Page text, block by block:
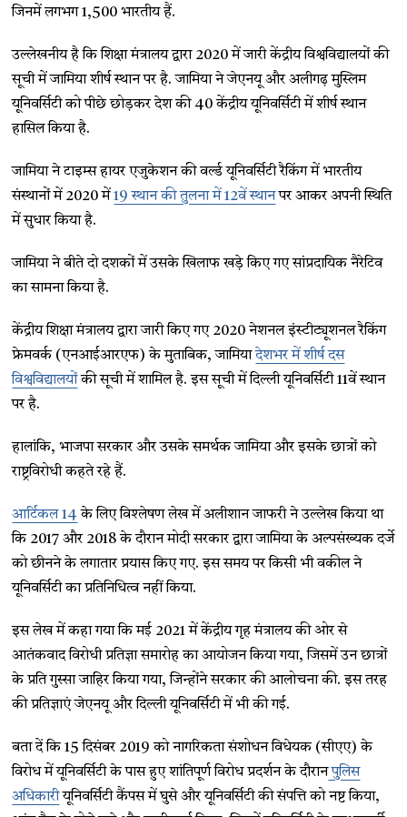
जिनमें लगभग 1,500 भारतीय हैं.
उल्लेखनीय है कि शिक्षा मंत्रालय द्वारा 2020 में जारी केंद्रीय विश्वविद्यालयों की
सूची में जामिया शीर्ष स्थान पर है. जामिया ने जेएनयू और अलीगढ़ मुस्लिम
यूनिवर्सिटी को पीछे छोड़कर देश की 40 केंद्रीय यूनिवर्सिटी में शीर्ष स्थान
हासिल किया है.
जामिया ने टाइम्स हायर एजुकेशन की वर्ल्ड यूनिवर्सिटी रैकिंग में भारतीय
संस्थानों में 2020 में19 स्थान की तुलना में 12वें स्थानपर आकर अपनी स्थिति
में सुधार किया है.
जामिया ने बीते दो दशकों में उसके खिलाफ खड़े किए गए सांप्रदायिक नैरेटिव
का सामना किया है.
केंद्रीय शिक्षा मंत्रालय द्वारा जारी किए गए 2020 नेशनल इंस्टीट्यूशनल रैकिंग
फ्रेमवर्क (एनआईआरएफ) के मुताबिक, जामियादेशभर में शीर्ष दस
विश्वविद्यालयोंकी सूची में शामिल है. इस सूची में दिल्ली यूनिवर्सिटी 11वें स्थान
पर है.
हालांकि, भाजपा सरकार और उसके समर्थक जामिया और इसके छात्रों को
राष्ट्रविरोधी कहते रहे हैं.
आर्टिकल 14 के लिए विश्लेषण लेख में अलीशान जाफरी ने उल्लेख किया था
कि 2017 और 2018 के दौरान मोदी सरकार द्वारा जामिया के अल्पसंख्यक दर्जे
को छीनने के लगातार प्रयास किए गए. इस समय पर किसी भी वकील ने
यूनिवर्सिटी का प्रतिनिधित्व नहीं किया.
इस लेख में कहा गया कि मई 2021 में केंद्रीय गृह मंत्रालय की ओर से
आतंकवाद विरोधी प्रतिज्ञा समारोह का आयोजन किया गया, जिसमें उन छात्रों
के प्रति गुस्सा जाहिर किया गया, जिन्होंने सरकार की आलोचना की. इस तरह
की प्रतिज्ञाएं जेएनयू और दिल्ली यूनिवर्सिटी में भी की गई.
बता दें कि 15 दिसंबर 2019 को नागरिकता संशोधन विधेयक (सीएए) के
विरोध में यूनिवर्सिटी के पास हुए शांतिपूर्ण विरोध प्रदर्शन के दौरानपुलिस
अधिकारीयूनिवर्सिटी कैंपस में घुसे और यूनिवर्सिटी की संपत्ति को नष्ट किया,